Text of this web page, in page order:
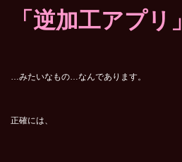
「逆加工アプリ」
…みたいなもの…なんであります。
正確には、